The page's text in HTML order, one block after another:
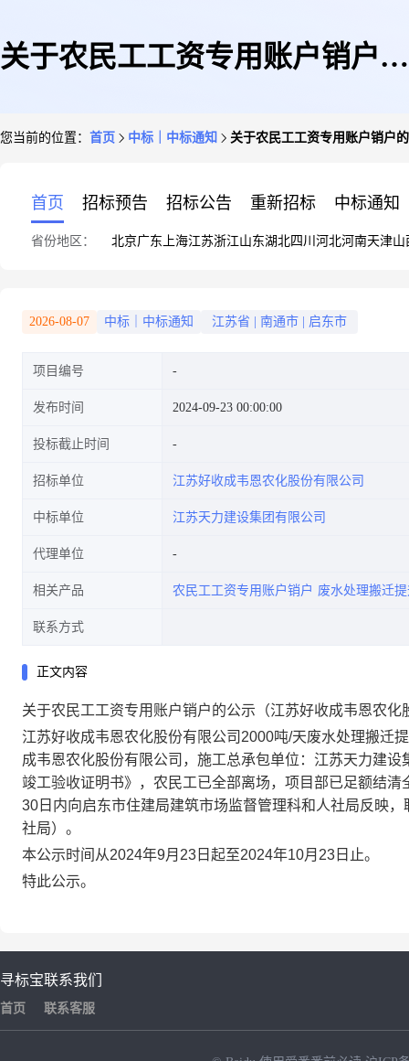
关于农民工工资专用账户销户的
迁提升改造项目)
您当前的位置： 首页 中标｜中标通知 关于农民工工资专用账户销户
首页 招标预告 招标公告 重新招标 中标通知
省份地区： 北京广东 上海江苏浙江山东湖北四川 河北河南天津山
2026-08-07 中标｜中标通知 江苏省 南通市 启东市
项目编号
发布时间 2024-09-23 00:00:00
投标截止时间
招标单位 江苏好收成韦恩农化股份有限公司
中标单位 江苏天力建设集团有限公司
代理单位
相关产品 农民工工资专用账户销户 废水处理搬迁
联系方式
正文内容
关于农民工工资专用账户销户的公示（江苏好收成韦恩农
江苏好收成韦恩农化股份有限公司2000吨/天废水处理搬迁
成韦恩农化股份有限公司，施工总承包单位：江苏天力建
竣工验收证明书》，农民工已全部离场，项目部已足额结
30日内向启东市住建局建筑市场监督管理科和人社局反映
社局）。
本公示时间从2024年9月23日起至2024年10月23日止。
特此公示。
寻标宝
首页
联系我们
联系客服